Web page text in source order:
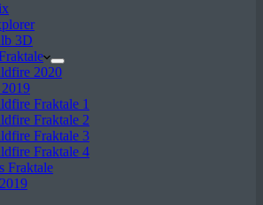
3D
2020
Fraktale 1
Fraktale 2
Fraktale 3
Fraktale 4
Fraktale